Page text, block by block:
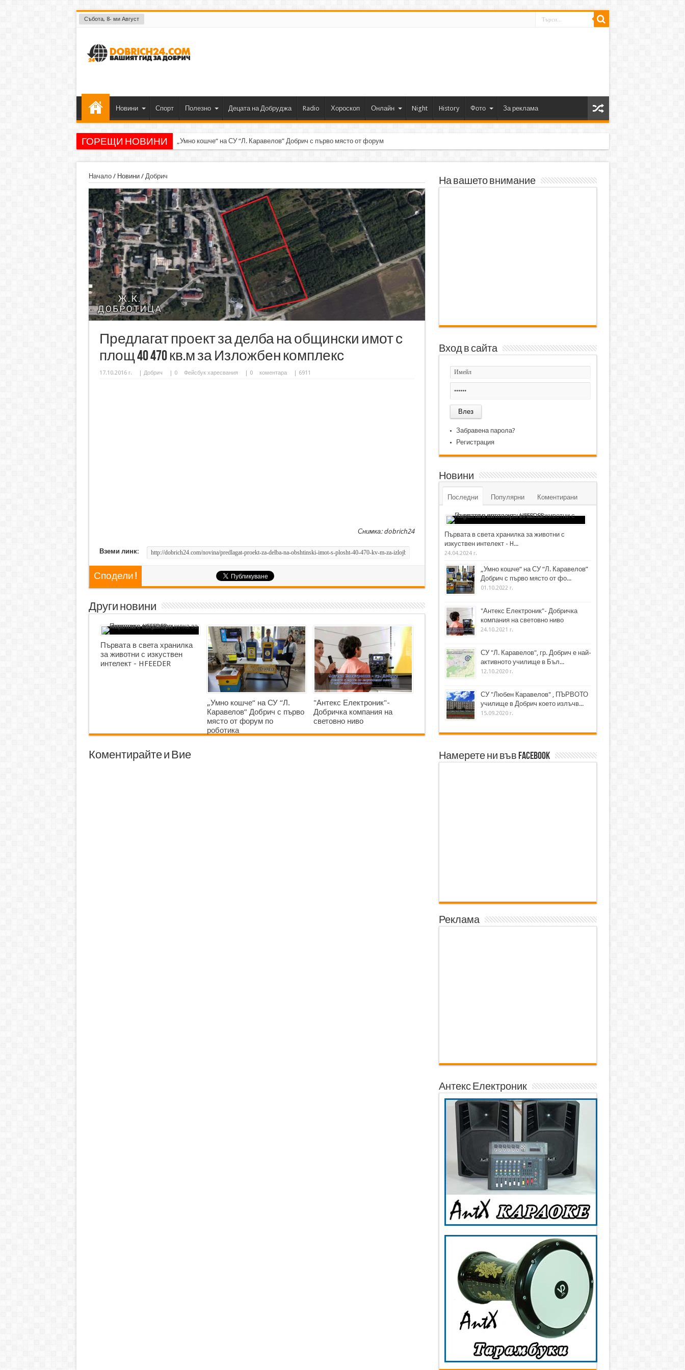
Събота, 8- ми Август
Новини Спорт Полезно Децата на Добруджа Radio Хороскоп Онлайн Night History Фото За реклама
ГОРЕЩИ НОВИНИ „Умно кошче“ на СУ “Л. Каравелов” Добрич с първо място от форум по роботика
Начало/ Новини/ Добрич
Предлагат проект за делба на общински имот с
площ 40 470 кв.м за Изложбен комплекс
17.10.2016 г. Добрич 0 Фейсбук харесвания 0 коментара | 6911
Снимка: dobrich24
Вземи линк:
Сподели !
Други новини
Първата в света хранилка
за животни с изкуствен
интелект - HFEEDER
„Умно кошче“ на СУ “Л.
Каравелов” Добрич с първо
място от форум по
роботика
"Антекс Електроник"-
Добричка компания на
световно ниво
Коментирайте и Вие
На вашето внимание
Вход в сайта
Забравена парола?
Регистрация
Новини
Последни Популярни Коментирани
Първата в света хранилка за животни с
изкуствен интелект - H...
24.04.2024 г.
„Умно кошче“ на СУ “Л. Каравелов”
Добрич с първо място от фо...
01.10.2022 г.
"Антекс Електроник"- Добричка
компания на световно ниво
24.10.2021 г.
СУ "Л. Каравелов", гр. Добрич е най-
активното училище в Бъл...
12.10.2020 г.
СУ "Любен Каравелов" , ПЪРВОТО
училище в Добрич което излъчв...
15.09.2020 г.
Намерете ни във Facebook
Реклама
Антекс Електроник